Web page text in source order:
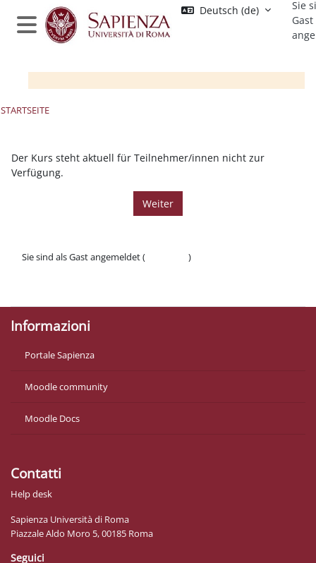
Zum Hauptinhalt
Website-Übersicht
Deutsch ‎(de)‎
Sie
Gast
STARTSEITE
Der Kurs steht aktuell für Teilnehmer/innen nicht zur
Verfügung.
Weiter
Sie sind als Gast angemeldet (
)
Informazioni
Portale Sapienza
Moodle community
Moodle Docs
Contatti
Help desk
Sapienza Università di Roma
Piazzale Aldo Moro 5, 00185 Roma
Seguici